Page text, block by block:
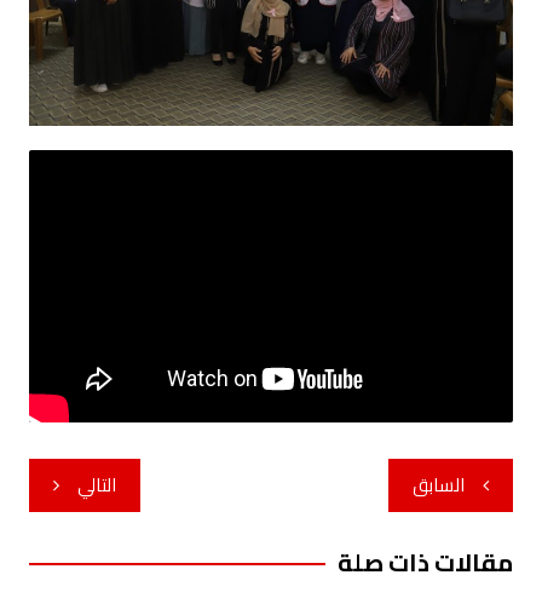
تصفّح
المقالات
السابق التالي
مقالات ذات صلة